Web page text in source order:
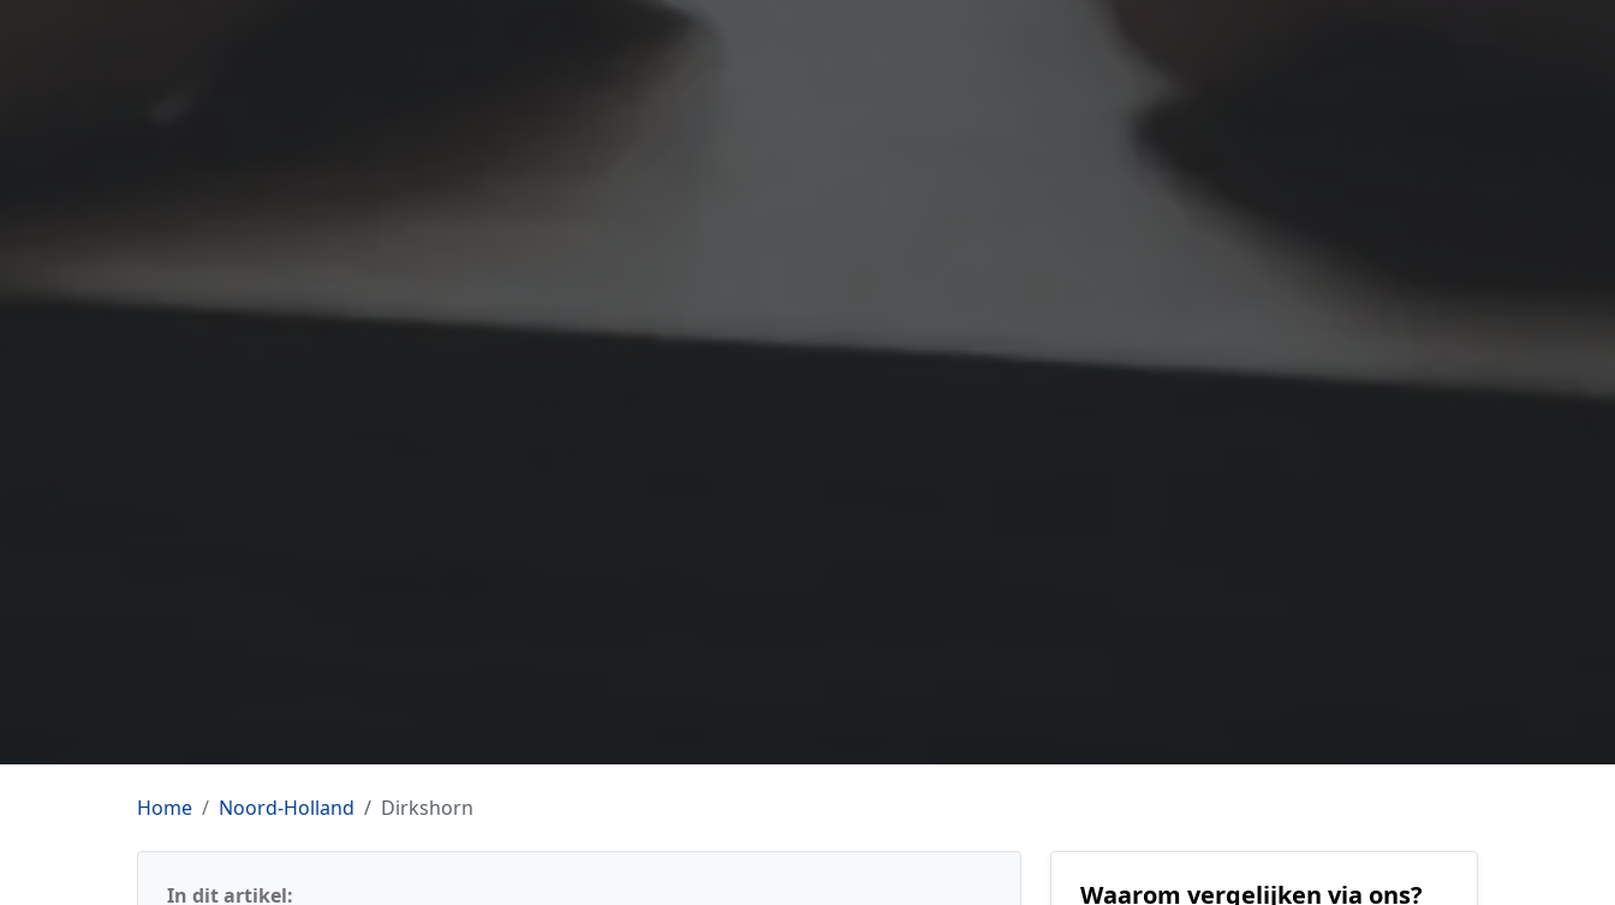
Home Noord-Holland Dirkshorn
In dit artikel:
Waarom vergelijken via ons?